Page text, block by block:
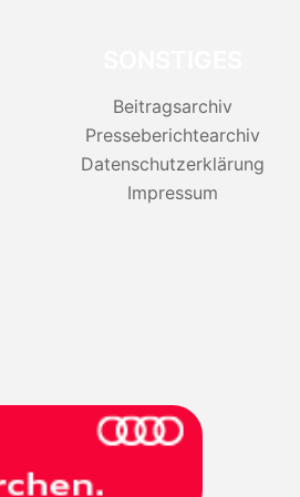
Beitragsarchiv
Presseberichtearchiv
Datenschutzerklärung
Impressum